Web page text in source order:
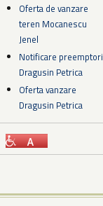
Oferta de vanzare
teren Mocanescu
Jenel
Notificare preemptori
Dragusin Petrica
Oferta vanzare
Dragusin Petrica